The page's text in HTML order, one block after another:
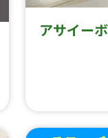
アサイー